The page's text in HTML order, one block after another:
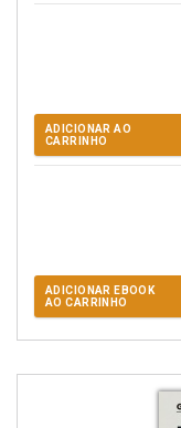
ADICIONAR AO
CARRINHO
ADICIONAR EBOOK
AO CARRINHO